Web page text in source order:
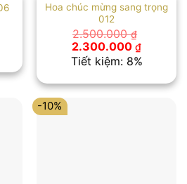
₫.
Hoa chúc mừng sang trọng
012
2.500.000₫
Giá
gốc
là:
2.300.000 ₫Giá
hiện
tại
Tiết kiệm: 8%
-10%